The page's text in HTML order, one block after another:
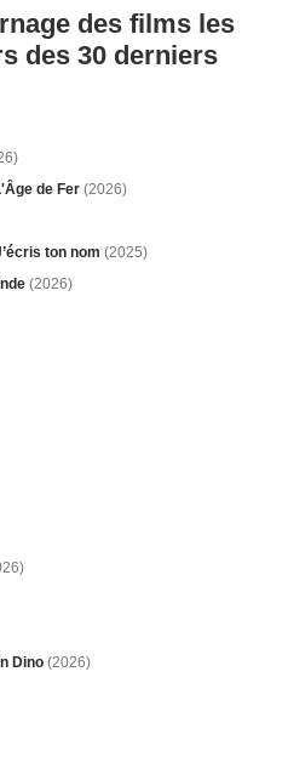
des films les
des 30 derniers
de Fer (2026)
ton nom (2025)
(2026)
Dino (2026)